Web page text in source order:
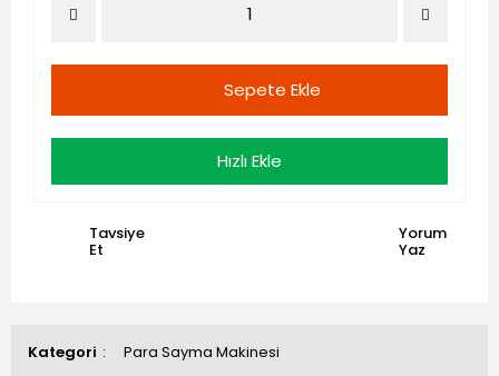
Kategori Para Sayma Makinesi
Sepete Ekle
Hızlı Ekle
Tavsiye
Et
Yorum
Yaz